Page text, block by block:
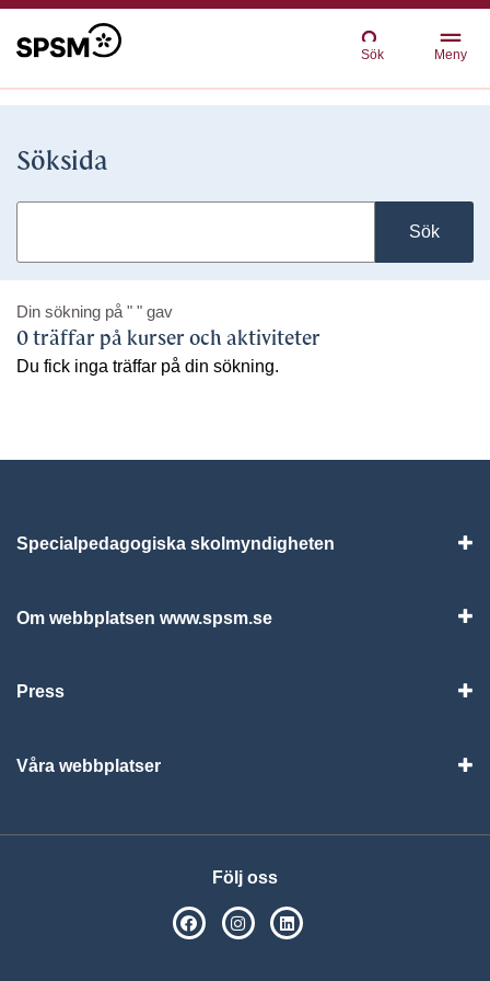
Sök Meny
Söksida
Sök
Din sökning på " " gav
0 träffar på kurser och aktiviteter
Du fick inga träffar på din sökning.
Specialpedagogiska skolmyndigheten
Om webbplatsen www.spsm.se
Press
Våra webbplatser
Följ oss
SPSM på Facebook
SPSM på Instagram